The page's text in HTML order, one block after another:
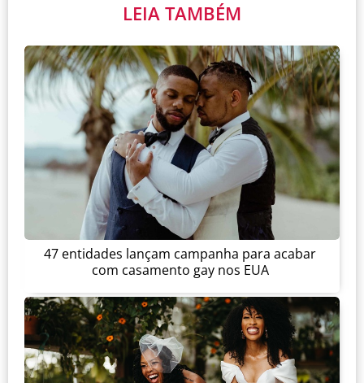
LEIA TAMBÉM
47 entidades lançam campanha para acabar
com casamento gay nos EUA